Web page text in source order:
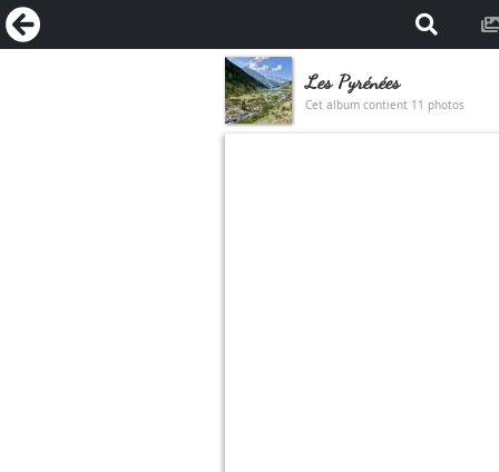
Les Pyrénées
Cet album contient 11 photos